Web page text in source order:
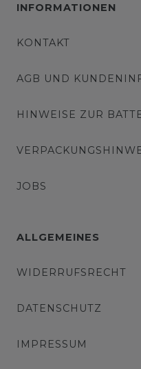
INFORMATIONEN
KONTAKT
AGB UND
HINWEISE ZUR
JOBS
ALLGEMEINES
WIDERRUFSRECHT
DATENSCHUTZ
IMPRESSUM